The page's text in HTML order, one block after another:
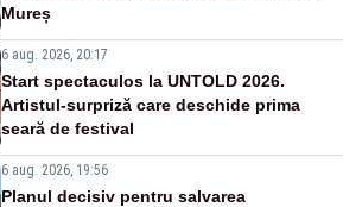
Mureș
6 aug. 2026, 20:17
Start spectaculos la UNTOLD 2026.
Artistul-surpriză care deschide prima
seară de festival
6 aug. 2026, 19:56
Planul decisiv pentru salvarea